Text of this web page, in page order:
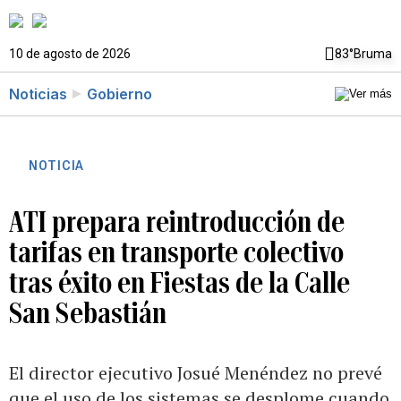
10 de agosto de 2026 83°Bruma
Noticias Gobierno
NOTICIA
ATI prepara reintroducción de
tarifas en transporte colectivo
tras éxito en Fiestas de la Calle
San Sebastián
El director ejecutivo Josué Menéndez no prevé